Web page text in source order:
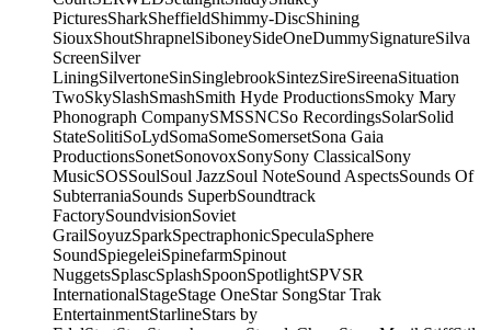
PicturesSharkSheffieldShimmy-DiscShining
SiouxShoutShrapnelSiboneySideOneDummySignatureSilva
ScreenSilver
LiningSilvertoneSinSinglebrookSintezSireSireenaSituation
TwoSkySlashSmashSmith Hyde ProductionsSmoky Mary
Phonograph CompanySMSSNCSo RecordingsSolarSolid
StateSolitiSoLydSomaSomeSomersetSona Gaia
ProductionsSonetSonovoxSonySony ClassicalSony
MusicSOSSoulSoul JazzSoul NoteSound AspectsSounds Of
SubterraniaSounds SuperbSoundtrack
FactorySoundvisionSoviet
GrailSoyuzSparkSpectraphonicSpeculaSphere
SoundSpiegeleiSpinefarmSpinout
NuggetsSplascSplashSpoonSpotlightSPVSR
InternationalStageStage OneStar SongStar Trak
EntertainmentStarlineStars by